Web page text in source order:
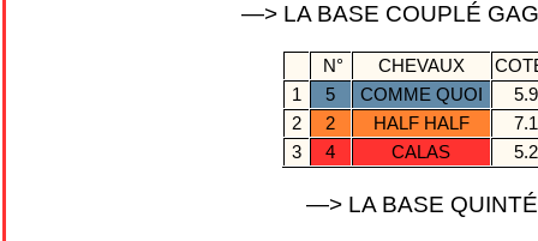
—> LA BASE COUPLÉ
N° CHEVAUX
1
5 COMME QUOI
2
2 HALF HALF
3
4 CALAS
—> LA BASE QUINTÉ